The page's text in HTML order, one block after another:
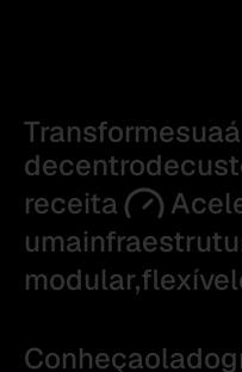
Transformesua
decentrode
receita
uma
modular,flexível
Conheçaolado